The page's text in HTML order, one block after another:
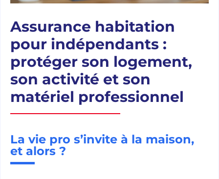
Assurance habitation
pour indépendants :
protéger son logement,
son activité et son
matériel professionnel
La vie pro s’invite à la maison,
et alors ?